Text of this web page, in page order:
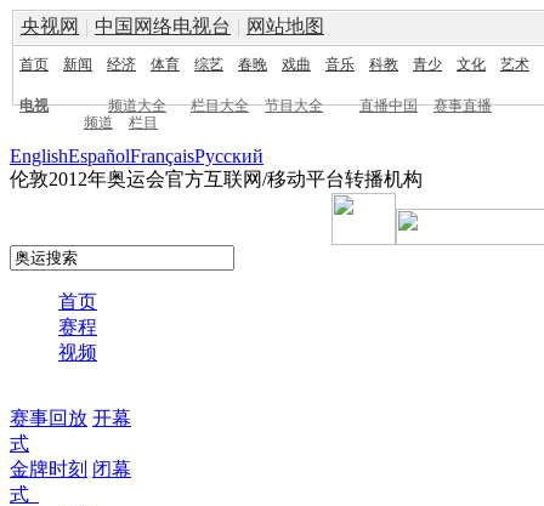
央视网 | 中国网络电视台 | 网站地图
首页 新闻 经济 体育 综艺 春晚 戏曲 音乐 科教 青少 文化 艺术
电视 频道大全 栏目大全 节目大全 直播中国
赛事直播
频道
栏目
EnglishEspañolFrançaisPусский
伦敦2012年奥运会官方互联网/移动平台转播机构
首页
赛程
视频
赛事回放 开幕
式
金牌时刻 闭幕
式